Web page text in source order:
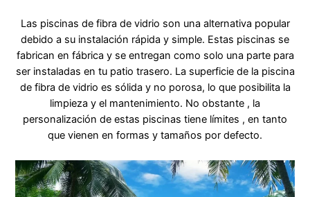
Las piscinas de fibra de vidrio son una alternativa popular
debido a su instalación rápida y simple. Estas piscinas se
fabrican en fábrica y se entregan como solo una parte para
ser instaladas en tu patio trasero. La superficie de la piscina
de fibra de vidrio es sólida y no porosa, lo que posibilita la
limpieza y el mantenimiento. No obstante , la
personalización de estas piscinas tiene límites , en tanto
que vienen en formas y tamaños por defecto.